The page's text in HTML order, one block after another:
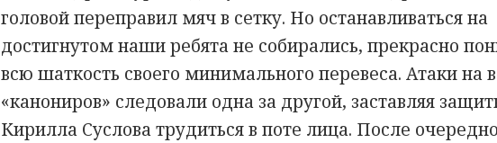
головой переправил мяч в сетку. Но останавливаться на
достигнутом наши ребята не собирались, прекрасно
всю шаткость своего минимального перевеса. Атаки на
«канониров» следовали одна за другой, заставляя
Кирилла Суслова трудиться в поте лица. После